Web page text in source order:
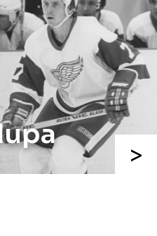
domav Kotlině ve
od 18:00 .